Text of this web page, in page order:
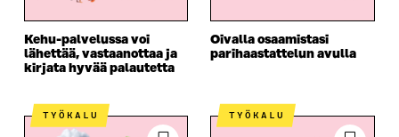
Kehu-palvelussa voi
lähettää, vastaanottaa ja
kirjata hyvää palautetta
Oivalla osaamistasi
parihaastattelun avulla
TYÖKALU TYÖKALU